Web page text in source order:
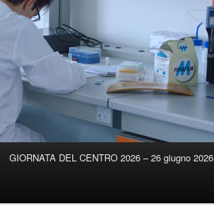
GIORNATA DEL CENTRO 2026 – 26 giugno 2026